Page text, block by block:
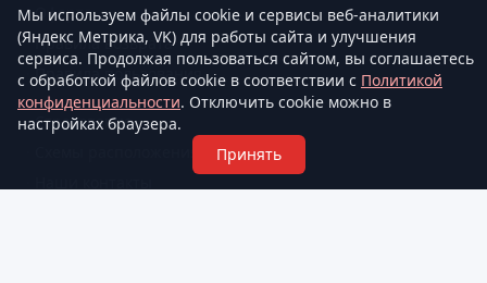
·Оферта
·Правила возврата
Правила пользования
·Страхование
Схемы расположения мест
Мы используем файлы cookie и сервисы веб-аналитики
(Яндекс Метрика, VK) для работы сайта и улучшения
сервиса. Продолжая пользоваться сайтом, вы соглашаетесь
с обработкой файлов cookie в соответствии с Политикой
конфиденциальности. Отключить cookie можно в
настройках браузера.
Принять